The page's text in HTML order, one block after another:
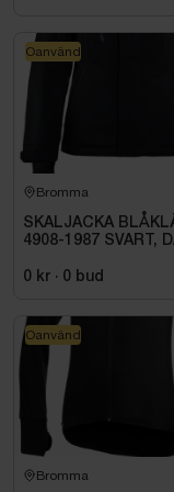
Bromma
SKALJACKA
4908-1987 SVART,
0 kr · 0 bud
Oanvänd
Bromma
Oanvänd